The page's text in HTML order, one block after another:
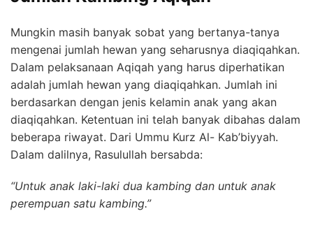
Mungkin masih banyak sobat yang bertanya-tanya
mengenai jumlah hewan yang seharusnya diaqiqahkan.
Dalam pelaksanaan Aqiqah yang harus diperhatikan
adalah jumlah hewan yang diaqiqahkan. Jumlah ini
berdasarkan dengan jenis kelamin anak yang akan
diaqiqahkan. Ketentuan ini telah banyak dibahas dalam
beberapa riwayat. Dari Ummu Kurz Al- Kab’biyyah.
Dalam dalilnya, Rasulullah bersabda:
“Untuk anak laki-laki dua kambing dan untuk anak
perempuan satu kambing.”